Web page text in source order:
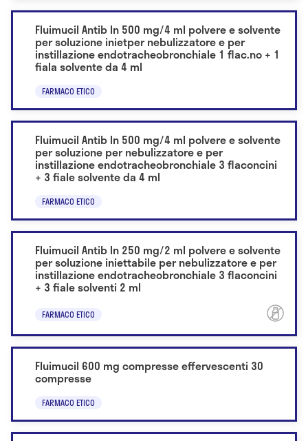
Fluimucil Antib In 500 mg/4 ml polvere e solvente
per soluzione inietper nebulizzatore e per
instillazione endotracheobronchiale 1 flac.no + 1
fiala solvente da 4 ml
FARMACO ETICO
Fluimucil Antib In 500 mg/4 ml polvere e solvente
per soluzione per nebulizzatore e per
instillazione endotracheobronchiale 3 flaconcini
+ 3 fiale solvente da 4 ml
FARMACO ETICO
Fluimucil Antib In 250 mg/2 ml polvere e solvente
per soluzione iniettabile per nebulizzatore e per
instillazione endotracheobronchiale 3 flaconcini
+ 3 fiale solventi 2 ml
FARMACO ETICO
Fluimucil 600 mg compresse effervescenti 30
compresse
FARMACO ETICO